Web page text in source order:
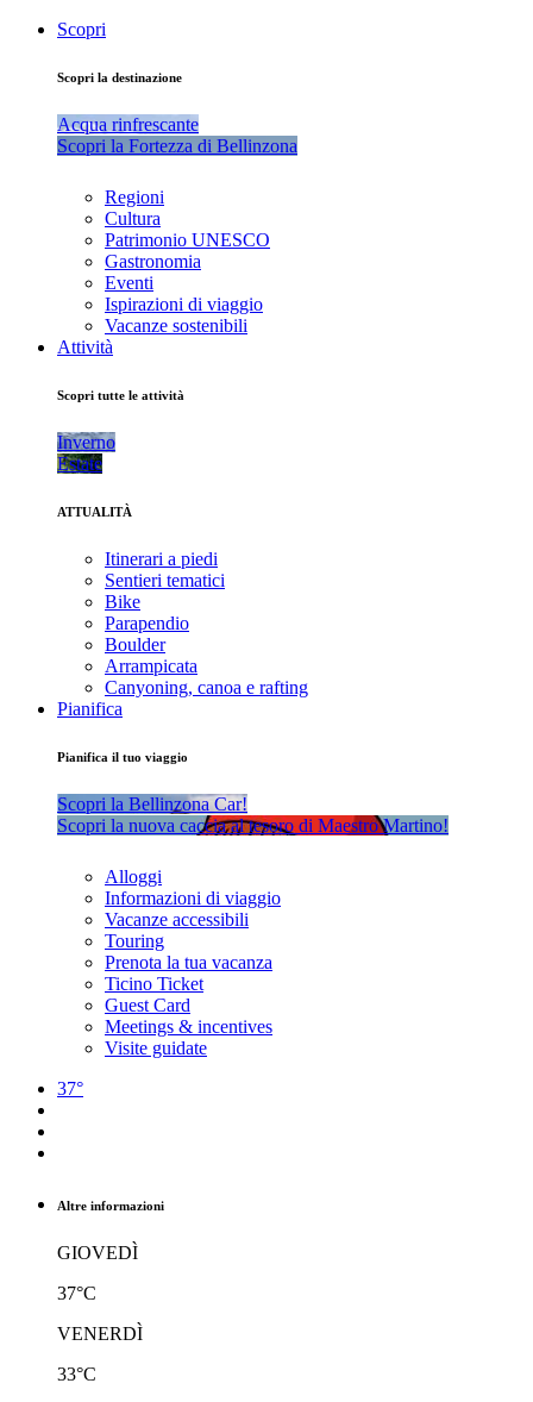
Scopri
Scopri la destinazione
Acqua rinfrescante
Scopri la Fortezza di Bellinzona
Regioni
Cultura
Patrimonio UNESCO
Gastronomia
Eventi
Ispirazioni di viaggio
Vacanze sostenibili
Attività
Scopri tutte le attività
Inverno
Estate
ATTUALITÀ
Itinerari a piedi
Sentieri tematici
Bike
Parapendio
Boulder
Arrampicata
Canyoning, canoa e rafting
Pianifica
Pianifica il tuo viaggio
Scopri la Bellinzona Car!
Scopri la nuova caccia al tesoro di Maestro Martino!
Alloggi
Informazioni di viaggio
Vacanze accessibili
Touring
Prenota la tua vacanza
Ticino Ticket
Guest Card
Meetings & incentives
Visite guidate
37°
Altre informazioni
GIOVEDÌ
37°C
VENERDÌ
33°C